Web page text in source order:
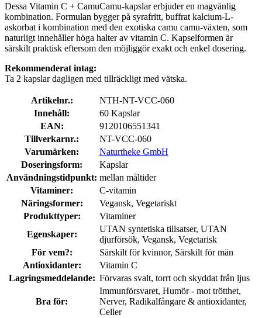
Dessa Vitamin C + CamuCamu-kapslar erbjuder en magvänlig
kombination. Formulan bygger på syrafritt, buffrat kalcium-L-
askorbat i kombination med den exotiska camu camu-växten, som
naturligt innehåller höga halter av vitamin C. Kapselformen är
särskilt praktisk eftersom den möjliggör exakt och enkel dosering.
Rekommenderat intag:
Ta 2 kapslar dagligen med tillräckligt med vätska.
Artikelnr.:
NTH-NT-VCC-060
Innehåll:
60 Kapslar
EAN:
9120106551341
Tillverkarnr.:
NT-VCC-060
Varumärken:
Naturtheke GmbH
Doseringsform:
Kapslar
Användningstidpunkt: mellan måltider
Vitaminer:
C-vitamin
Näringsformer:
Vegansk, Vegetariskt
Produkttyper:
Vitaminer
Egenskaper:
UTAN syntetiska tillsatser, UTAN
djurförsök, Vegansk, Vegetarisk
För vem?:
Särskilt för kvinnor, Särskilt för män
Antioxidanter:
Vitamin C
Lagringsmeddelande: Förvaras svalt, torrt och skyddat från ljus
Bra för:
Immunförsvaret, Humör - mot trötthet,
Nerver, Radikalfångare & antioxidanter,
Celler